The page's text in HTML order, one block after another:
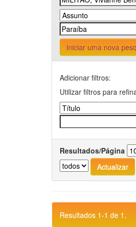
Iniciar uma nova
Adicionar filtros:
Utilizar filtros para
Resultados/Página
Resultados 1-1 de 1.